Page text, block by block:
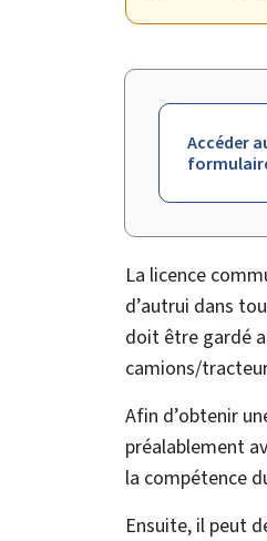
Accéder
La licence
d’autrui dans
doit être gardé
camions/
Afin d’obtenir
préalablement
la compétence
Ensuite, il peut